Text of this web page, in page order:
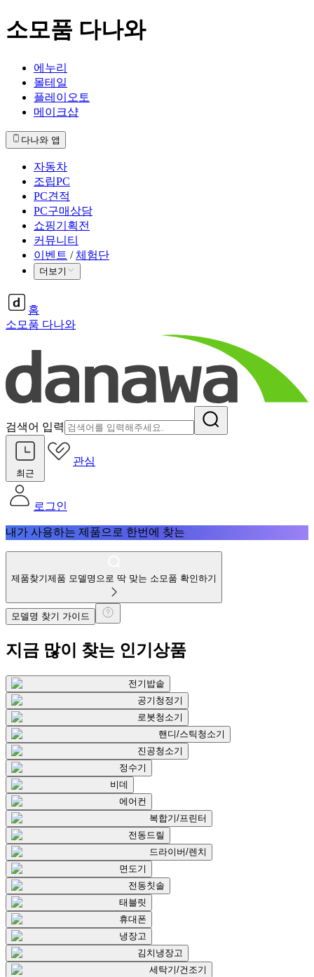
소모품 다나와
에누리
몰테일
플레이오토
메이크샵
다나와 앱
자동차
조립PC
PC견적
PC구매상담
쇼핑기획전
커뮤니티
이벤트 / 체험단
더보기
홈
소모품 다나와
검색어 입력
최근
관심
로그인
내가 사용하는 제품으로 한번에 찾는
제품찾기제품 모델명으로 딱 맞는 소모품 확인하기
모델명 찾기 가이드
지금 많이 찾는 인기상품
전기밥솥
공기청정기
로봇청소기
핸디/스틱청소기
진공청소기
정수기
비데
에어컨
복합기/프린터
전동드릴
드라이버/렌치
면도기
전동칫솔
태블릿
휴대폰
냉장고
김치냉장고
세탁기/건조기